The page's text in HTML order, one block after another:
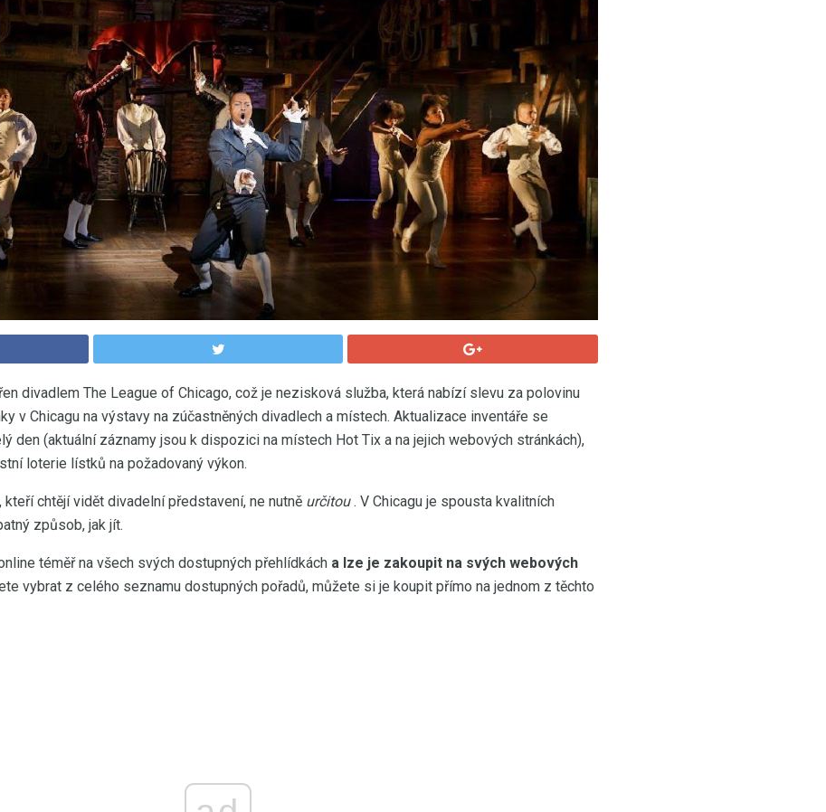
divadlem The League of Chicago, což je nezisková služba, která nabízí slevu za polovinu
v Chicagu na výstavy na zúčastněných divadlech a místech. Aktualizace inventáře se
den (aktuální záznamy jsou k dispozici na místech Hot Tix a na jejich webových stránkách),
loterie lístků na požadovaný výkon.
kteří chtějí vidět divadelní představení, ne nutně určitou. V Chicagu je spousta kvalitních
způsob, jak jít.
téměř na všech svých dostupných přehlídkách a lze je zakoupit na svých webových
vybrat z celého seznamu dostupných pořadů, můžete si je koupit přímo na jednom z těchto